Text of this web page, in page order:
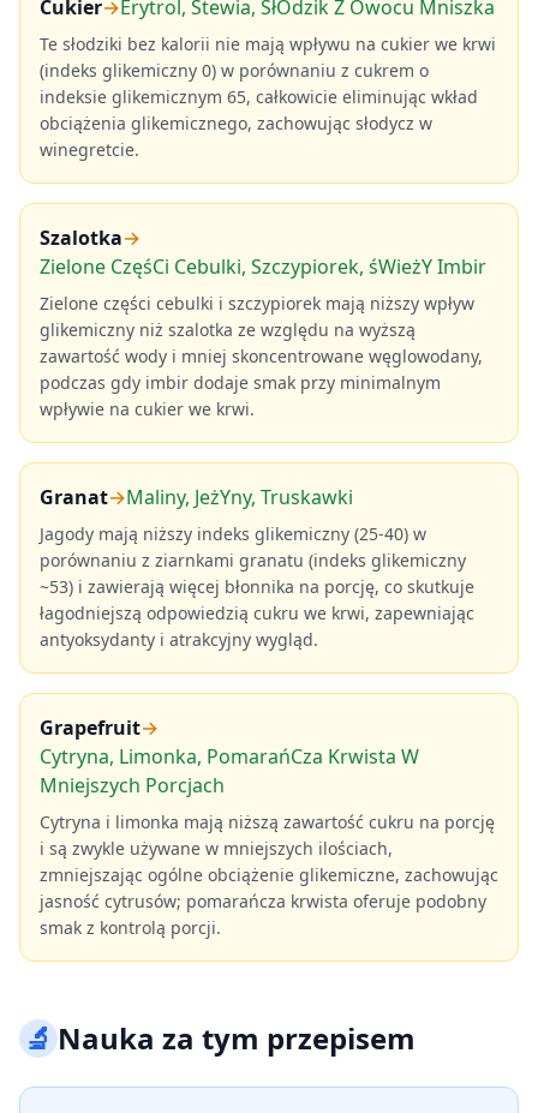
Cukier→Erytrol, Stewia, SłOdzik Z Owocu Mniszka
Te słodziki bez kalorii nie mają wpływu na cukier we krwi
(indeks glikemiczny 0) w porównaniu z cukrem o
indeksie glikemicznym 65, całkowicie eliminując wkład
obciążenia glikemicznego, zachowując słodycz w
winegretcie.
Szalotka→
Zielone CzęśCi Cebulki, Szczypiorek, śWieżY Imbir
Zielone części cebulki i szczypiorek mają niższy wpływ
glikemiczny niż szalotka ze względu na wyższą
zawartość wody i mniej skoncentrowane węglowodany,
podczas gdy imbir dodaje smak przy minimalnym
wpływie na cukier we krwi.
Granat→Maliny, JeżYny, Truskawki
Jagody mają niższy indeks glikemiczny (25-40) w
porównaniu z ziarnkami granatu (indeks glikemiczny
~53) i zawierają więcej błonnika na porcję, co skutkuje
łagodniejszą odpowiedzią cukru we krwi, zapewniając
antyoksydanty i atrakcyjny wygląd.
Grapefruit→
Cytryna, Limonka, PomarańCza Krwista W
Mniejszych Porcjach
Cytryna i limonka mają niższą zawartość cukru na porcję
i są zwykle używane w mniejszych ilościach,
zmniejszając ogólne obciążenie glikemiczne, zachowując
jasność cytrusów; pomarańcza krwista oferuje podobny
smak z kontrolą porcji.
🔬Nauka za tym przepisem